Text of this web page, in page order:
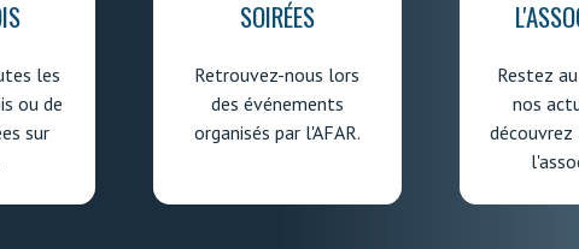
les
ou de
sur
SOIRÉES
Retrouvez-nous lors
des événements
organisés par l'AFAR.
Restez
nos